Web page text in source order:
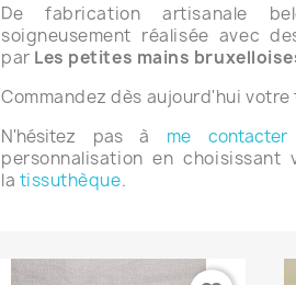
De fabrication artisanale
soigneusement réalisée avec
par Les petites mains
Commandez dès aujourd'hui votre
N'hésitez pas à me contacter
personnalisation en
la tissuthèque.